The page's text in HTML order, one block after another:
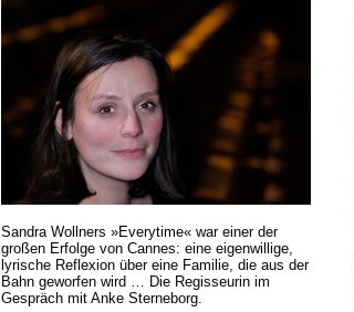
Sandra Wollners »Everytime« war einer der
großen Erfolge von Cannes: eine eigenwillige,
lyrische Reflexion über eine ­Familie, die aus der
Bahn geworfen wird … Die Regisseurin im
Gespräch mit Anke Sterneborg.